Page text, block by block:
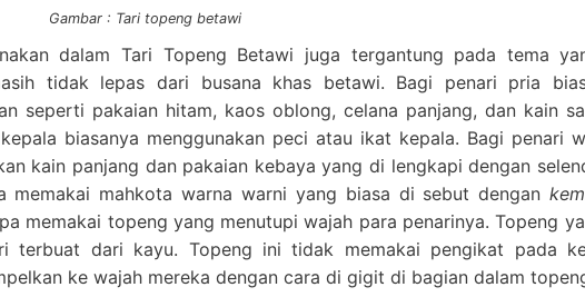
Gambar : Tari topeng betawi
dalam Tari Topeng Betawi juga tergantung pada tema
tidak lepas dari busana khas betawi. Bagi penari pria
seperti pakaian hitam, kaos oblong, celana panjang, dan kain
biasanya menggunakan peci atau ikat kepala. Bagi penari
kain panjang dan pakaian kebaya yang di lengkapi dengan
memakai mahkota warna warni yang biasa di sebut dengan
memakai topeng yang menutupi wajah para penarinya. Topeng
terbuat dari kayu. Topeng ini tidak memakai pengikat pada
ke wajah mereka dengan cara di gigit di bagian dalam